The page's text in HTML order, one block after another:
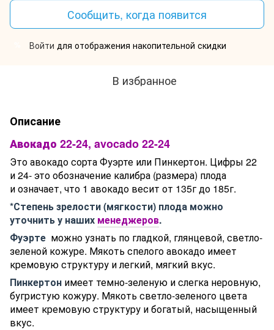
Сообщить, когда появится
Войти для отображения накопительной скидки
В избранное
Описание
Авокадо 22-24, avocado 22-24
Это авокадо сорта Фуэрте или Пинкертон. Цифры 22
и 24- это обозначение калибра (размера) плода
и означает, что 1 авокадо весит от 135г до 185г.
*Степень зрелости (мягкости) плода можно
уточнить у наших менеджеров.
Фуэрте можно узнать по гладкой, глянцевой, светло-
зеленой кожуре. Мякоть спелого авокадо имеет
кремовую структуру и легкий, мягкий вкус.
Пинкертон имеет темно-зеленую и слегка неровную,
бугристую кожуру. Мякоть светло-зеленого цвета
имеет кремовую структуру и богатый, насыщенный
вкус.